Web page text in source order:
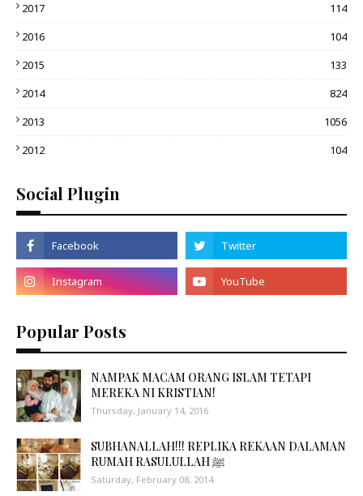
2017
114
2016
104
2015
133
2014
824
2013
1056
2012
104
Social Plugin
Popular Posts
NAMPAK MACAM ORANG ISLAM TETAPI
MEREKA NI KRISTIAN!
Thursday, January 14, 2016
SUBHANALLAH!!! REPLIKA REKAAN DALAMAN
RUMAH RASULULLAH ﷺ
Saturday, February 08, 2014